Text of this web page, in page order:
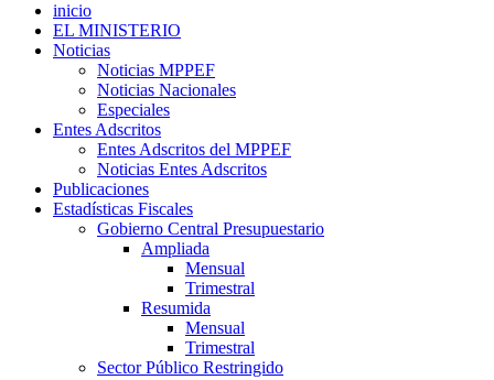
inicio
EL MINISTERIO
Noticias
Noticias MPPEF
Noticias Nacionales
Especiales
Entes Adscritos
Entes Adscritos del MPPEF
Noticias Entes Adscritos
Publicaciones
Estadísticas Fiscales
Gobierno Central Presupuestario
Ampliada
Mensual
Trimestral
Resumida
Mensual
Trimestral
Sector Público Restringido